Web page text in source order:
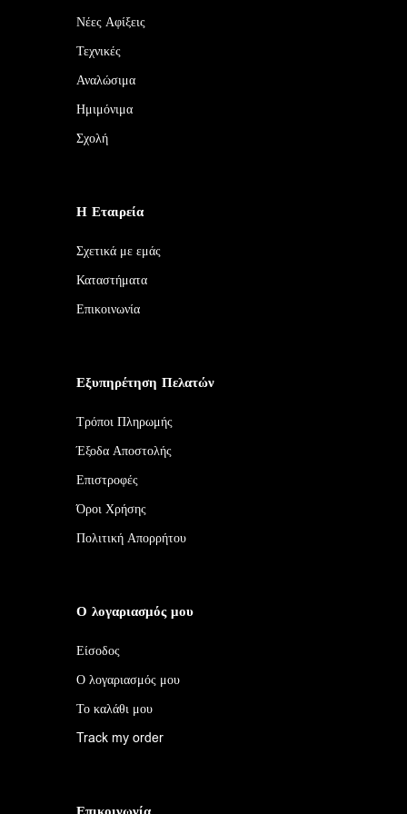
Νέες Αφίξεις
Τεχνικές
Αναλώσιμα
Ημιμόνιμα
Σχολή
Η Εταιρεία
Σχετικά με εμάς
Καταστήματα
Επικοινωνία
Εξυπηρέτηση Πελατών
Τρόποι Πληρωμής
Έξοδα Αποστολής
Επιστροφές
Όροι Χρήσης
Πολιτική Απορρήτου
Ο λογαριασμός μου
Είσοδος
Ο λογαριασμός μου
Το καλάθι μου
Track my order